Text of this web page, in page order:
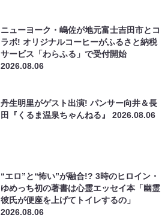
ニューヨーク・嶋佐が地元富士吉田市とコ
ラボ! オリジナルコーヒーがふるさと納税
サービス「わらふる」で受付開始
2026.08.06
丹生明里がゲスト出演! パンサー向井＆長
田『くるま温泉ちゃんねる』2026.08.06
“エロ”と“怖い”が融合!? 3時のヒロイン・
ゆめっち初の著書は心霊エッセイ本「幽霊
彼氏が便座を上げてトイレするの」
2026.08.06